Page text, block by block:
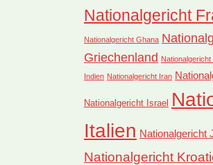
Nationalgericht
Nationalgericht Ghana
Griechenland
Indien Nationalgericht Iran
Nationalgericht Israel
Italien Nationalgericht
Nationalgericht